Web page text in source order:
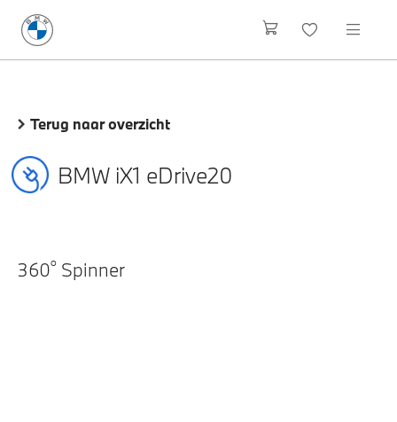
Terug naar overzicht
BMW iX1 eDrive20
360o Spinner